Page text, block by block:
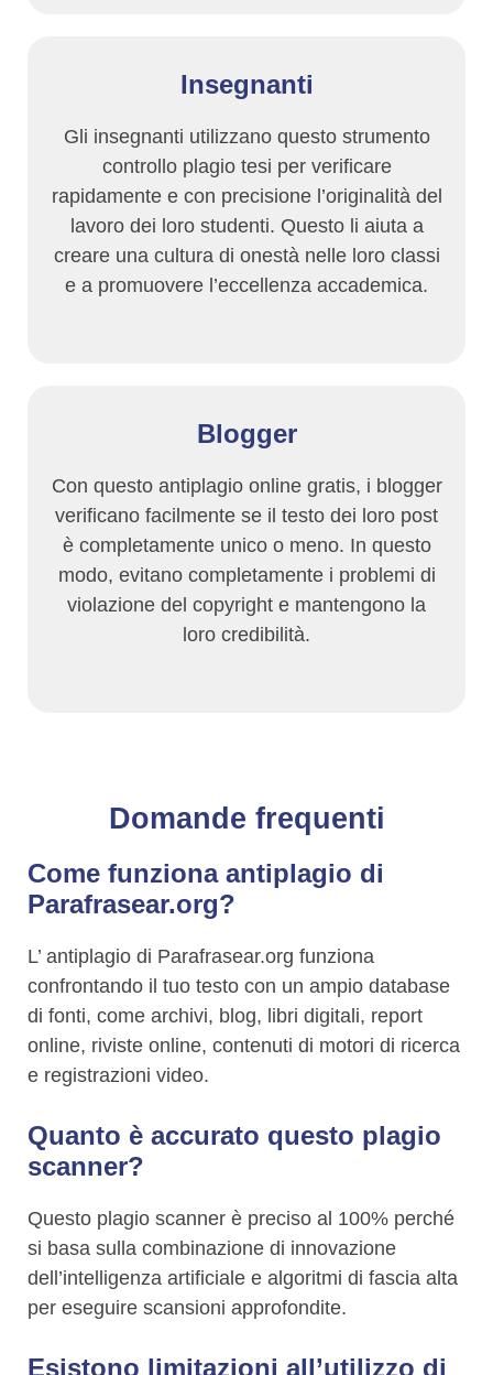
Insegnanti
Gli insegnanti utilizzano questo strumento
controllo plagio tesi per verificare
rapidamente e con precisione l’originalità del
lavoro dei loro studenti. Questo li aiuta a
creare una cultura di onestà nelle loro classi
e a promuovere l’eccellenza accademica.
Blogger
Con questo antiplagio online gratis, i blogger
verificano facilmente se il testo dei loro post
è completamente unico o meno. In questo
modo, evitano completamente i problemi di
violazione del copyright e mantengono la
loro credibilità.
Domande frequenti
Come funziona antiplagio di
Parafrasear.org?
L’ antiplagio di Parafrasear.org funziona
confrontando il tuo testo con un ampio database
di fonti, come archivi, blog, libri digitali, report
online, riviste online, contenuti di motori di ricerca
e registrazioni video.
Quanto è accurato questo plagio
scanner?
Questo plagio scanner è preciso al 100% perché
si basa sulla combinazione di innovazione
dell’intelligenza artificiale e algoritmi di fascia alta
per eseguire scansioni approfondite.
Esistono limitazioni all’utilizzo di